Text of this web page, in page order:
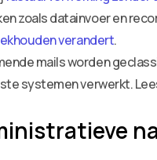
zoals datainvoer en
verandert.
mails worden
systemen verwerkt.